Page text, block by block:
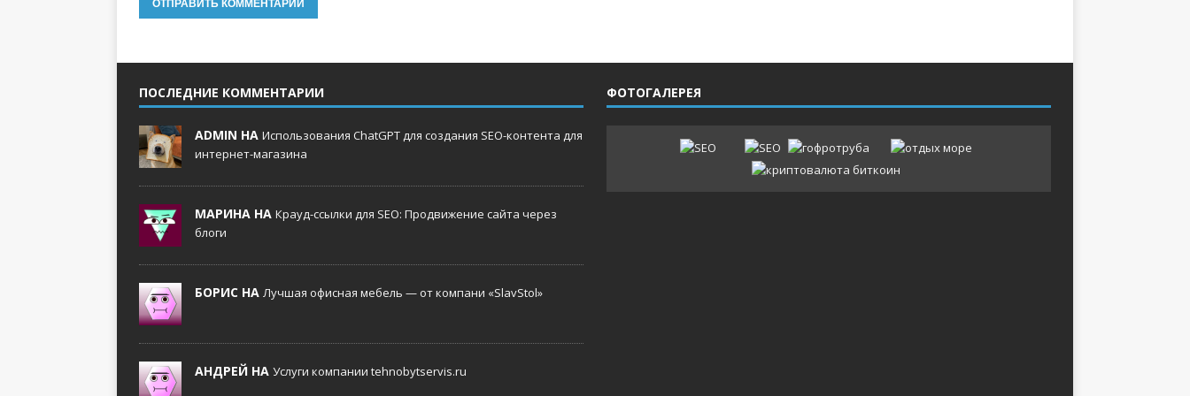
ПОСЛЕДНИЕ КОММЕНТАРИИ
ADMIN НА Использования ChatGPT для создания SEO-контента для
интернет-магазина
МАРИНА НА Крауд-ссылки для SEO: Продвижение сайта через
блоги
БОРИС НА Лучшая офисная мебель — от компани «SlavStol»
АНДРЕЙ НА Услуги компании tehnobytservis.ru
ФОТОГАЛЕРЕЯ